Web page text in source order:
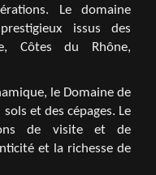
Le domaine
issus des
Côtes du Rhône,
le Domaine de
et des cépages. Le
de visite et de
et la richesse de